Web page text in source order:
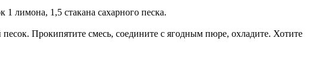
лимона, 1,5 стакана сахарного песка.
Прокипятите смесь, соедините с ягодным пюре, охладите. Хотите